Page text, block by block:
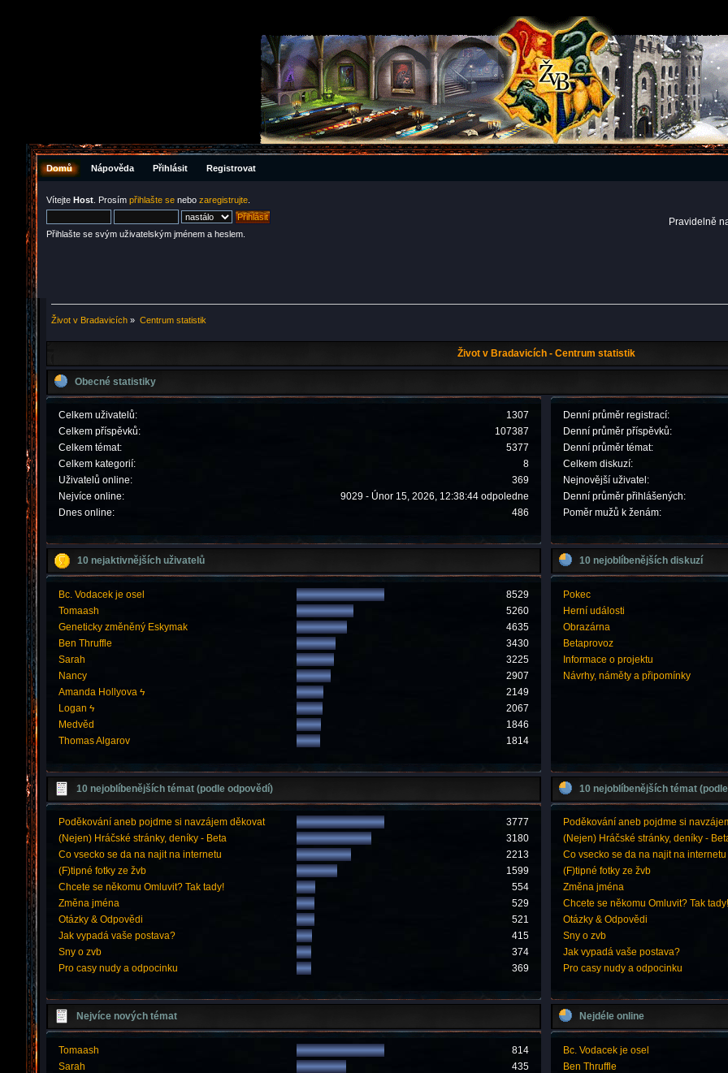
Domů Nápověda Přihlásit Registrovat
Vítejte Host . Prosím přihlašte se nebo zaregistrujte
Přihlašte se svým uživatelským jménem a heslem.
Pravidelně
Život v Bradavicích » Centrum statistik
Život v Bradavicích - Centrum statistik
Obecné statistiky
Celkem uživatelů:
1307
Celkem příspěvků:
107387
Celkem témat:
5377
Celkem kategorií:
8
Uživatelů online:
369
Nejvíce online:
9029 - Únor 15, 2026, 12:38:44 odpoledne
Dnes online:
486
Denní průměr registrací:
Denní průměr příspěvků:
Denní průměr témat:
Celkem diskuzí:
Nejnovější uživatel:
Denní průměr přihlášených:
Poměr mužů k ženám:
10 nejaktivnějších uživatelů
Bc. Vodacek je osel
8529
Tomaash
5260
Geneticky změněný Eskymak
4635
Ben Thruffle
3430
Sarah
3225
Nancy
2907
Amanda Hollyova ϟ
2149
Logan ϟ
2067
Medvěd
1846
Thomas Algarov
1814
10 nejoblíbenějších diskuzí
Pokec
Herní události
Obrazárna
Betaprovoz
Informace o projektu
Návrhy, náměty a připomínky
10 nejoblíbenějších témat (podle odpovědí)
Poděkování aneb pojdme si navzájem děkovat
3777
(Nejen) Hráčské stránky, deníky - Beta
3180
Co vsecko se da na najit na internetu
2213
(F)tipné fotky ze žvb
1599
Chcete se někomu Omluvit? Tak tady!
554
Změna jména
529
Otázky & Odpovědi
521
Jak vypadá vaše postava?
415
Sny o zvb
374
Pro casy nudy a odpocinku
369
10 nejoblíbenějších témat
Poděkování aneb pojdme si
(Nejen) Hráčské stránky, deníky -
Co vsecko se da na najit na internetu
(F)tipné fotky ze žvb
Změna jména
Chcete se někomu Omluvit? Tak
Otázky & Odpovědi
Sny o zvb
Jak vypadá vaše postava?
Pro casy nudy a odpocinku
Nejvíce nových témat
Tomaash
814
Sarah
435
Nejdéle online
Bc. Vodacek je osel
Ben Thruffle